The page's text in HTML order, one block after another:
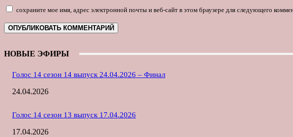
сохраните мое имя, адрес электронной почты и веб-сайт в этом браузере для следующего
НОВЫЕ ЭФИРЫ
Голос 14 сезон 14 выпуск 24.04.2026 – Финал
24.04.2026
Голос 14 сезон 13 выпуск 17.04.2026
17.04.2026